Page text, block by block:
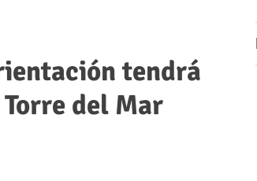
tendrá
del Mar